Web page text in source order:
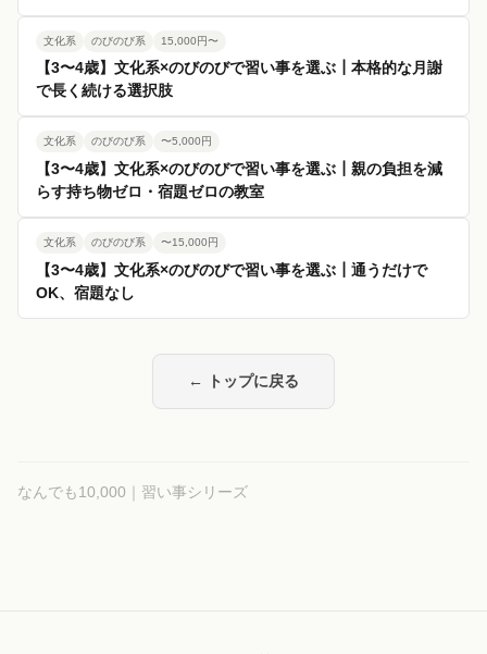
文化系 のびのび系 15,000円〜
【3〜4歳】文化系×のびのびで習い事を選ぶ┃本格的な月謝
で長く続ける選択肢
文化系 のびのび系 〜5,000円
【3〜4歳】文化系×のびのびで習い事を選ぶ┃親の負担を減
らす持ち物ゼロ・宿題ゼロの教室
文化系 のびのび系 〜15,000円
【3〜4歳】文化系×のびのびで習い事を選ぶ┃通うだけで
OK、宿題なし
← トップに戻る
なんでも10,000｜習い事シリーズ